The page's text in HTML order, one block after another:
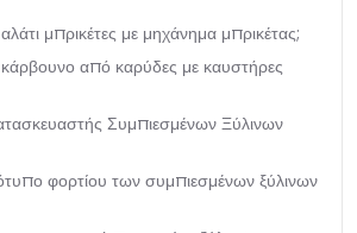
μπρικέτες με μηχάνημα μπρικέτας;
από καρύδες με καυστήρες
Συμπιεσμένων Ξύλινων
φορτίου των συμπιεσμένων ξύλινων